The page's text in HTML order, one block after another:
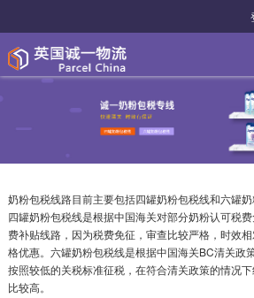
奶粉包税线路目前主要包括四罐奶粉包税线和六罐奶
四罐奶粉包税线是根据中国海关对部分奶粉认可税
费补贴线路，因为税费免征，审查比较严格，时效
格优惠。六罐奶粉包税线是根据中国海关BC清关政
按照较低的关税标准征税，在符合清关政策的情况
比较高。